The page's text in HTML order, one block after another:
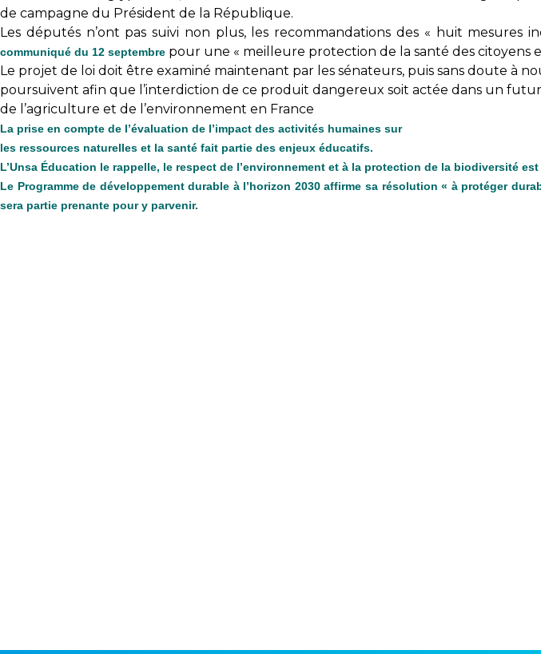
de campagne du Président de la République.
Les députés n’ont pas suivi non plus, les recommandations des « huit
communiqué du 12 septembre pour une « meilleure protection de la santé des citoyens
Le projet de loi doit être examiné maintenant par les sénateurs, puis sans doute à
poursuivent afin que l’interdiction de ce produit dangereux soit actée dans un
de l’agriculture et de l’environnement en France
La prise en compte de l’évaluation de l’impact des activités humaines sur
les ressources naturelles et la santé fait partie des enjeux éducatifs.
L’Unsa Éducation le rappelle, le respect de l’environnement et à la protection de la biodiversité
Le Programme de développement durable à l’horizon 2030affirme sa résolution « à protéger
sera partie prenante pour y parvenir.